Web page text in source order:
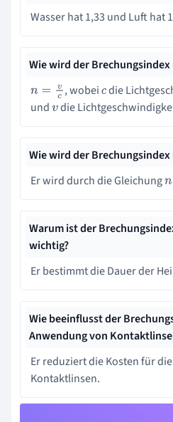
Wasser hat 1,33 und Luft hat
Wie wird der
n=vc , wobeicdie
undvdie
Wie wird der
Er wird durch die Gleichungn
Warum ist der
wichtig?
Er bestimmt die Dauer der
Wie beeinflusst der
Anwendung von
Er reduziert die Kosten für
Kontaktlinsen.